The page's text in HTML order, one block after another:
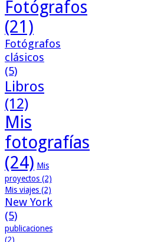
Fotógrafos
(21)
Fotógrafos
clásicos
(5)
Libros
(12)
Mis
fotografías
(24) Mis
proyectos (2)
Mis viajes (2)
New York
(5)
publicaciones
(2)